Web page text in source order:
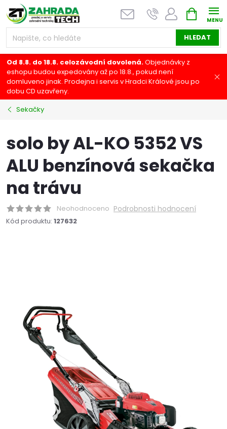
Přejít
na
obsah
HLEDAT
NÁKUPNÍ
KOŠÍK
Od 8.8. do 18.8. celozávodní dovolená.Objednávky z
eshopu budou expedovány až po 18.8., pokud není
domluveno jinak. Prodejna i servis v Hradci Králové jsou po
dobu CD uzavřeny.
Sekačky
solo by AL-KO 5352 VS
ALU benzínová sekačka
na trávu
Neohodnoceno Podrobnosti hodnocení
Kód produktu: 127632